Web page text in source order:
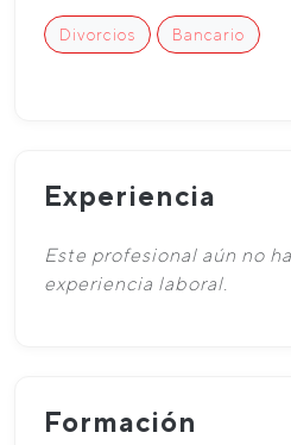
Divorcios Bancario
Experiencia
Este profesional aún no
experiencia laboral.
Formación